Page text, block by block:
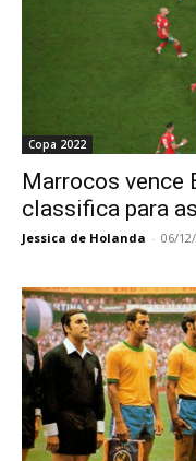
Copa 2022
Marrocos vence
classifica para
Jessica de Holanda - 06/